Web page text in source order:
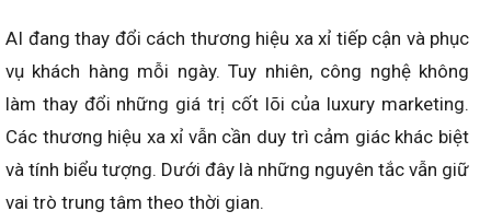
AI đang thay đổi cách thương hiệu xa xỉ tiếp cận và phục
vụ khách hàng mỗi ngày. Tuy nhiên, công nghệ không
làm thay đổi những giá trị cốt lõi của luxury marketing.
Các thương hiệu xa xỉ vẫn cần duy trì cảm giác khác biệt
và tính biểu tượng. Dưới đây là những nguyên tắc vẫn giữ
vai trò trung tâm theo thời gian.